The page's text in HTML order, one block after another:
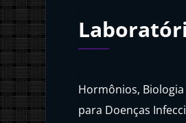
Hormônios,
para Doenças